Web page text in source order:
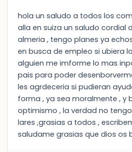
hola un saludo a todos los
alla en suiza un saludo cordial
almeria , tengo planes ya
en busca de empleo si ubiera
alguien me imforme lo mas
pais para poder
les agrdeceria si pudieran
forma , ya sea moralmente , y
optimismo , la verdad no
lares ,grasias a todos ,
saludame grasias que dios os